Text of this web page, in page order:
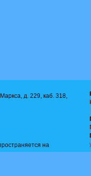
д. 229, каб. 318,
на